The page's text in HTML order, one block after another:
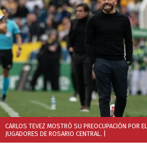
CARLOS TEVEZ MOSTRÓ SU PREOCUPACIÓN POR
JUGADORES DE ROSARIO CENTRAL.